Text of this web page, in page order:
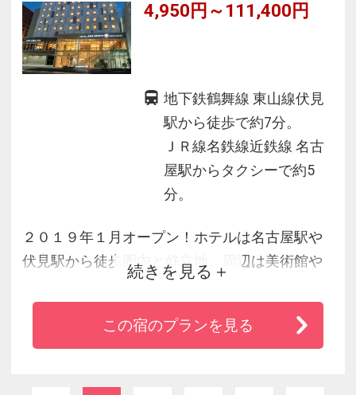
適にお過し頂けます。4,950円～111,400円
地下鉄鶴舞線 東山線伏見
駅から徒歩で約7分。
ＪＲ線名鉄線近鉄線 名古
屋駅からタクシーで約5
分。
２０１９年１月オープン！ホテルは名古屋駅や
伏見駅から徒歩圏内と好立地。周辺は美術館や
科学館、劇場などの観光資源が豊富なため、ビ
ジネス以外でも観光拠点として大変便利です。
ゆったりとした客室には洗い場付き浴室やシモ
続きを見る
この宿のプランを見る